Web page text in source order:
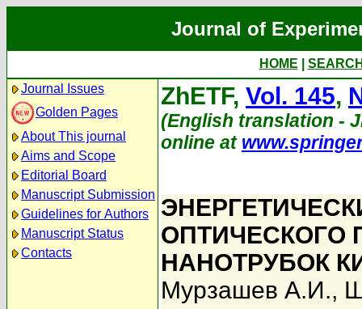
Journal of
HOME
Journal Issues
Golden Pages
About This journal
Aims and Scope
Editorial Board
Manuscript Submission
Guidelines for Authors
Manuscript Status
Contacts
ZhETF, Vol. 145,
(English translation -
online at
ОПТИЧЕСКОГО
НАНОТРУБОК
Мурзашев А.И.,